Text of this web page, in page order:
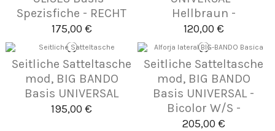
Spezisfiche - RECHT
175,00 €
Hellbraun -
120,00 €
Seitliche Satteltasche
mod, BIG BANDO
Basis UNIVERSAL
195,00 €
Seitliche Satteltasche
mod, BIG BANDO
Basis UNIVERSAL -
Bicolor W/S -
205,00 €